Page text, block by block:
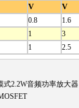
V V
0.8 1.6
1 3
1 2.5
式2.2W音频功率放大器